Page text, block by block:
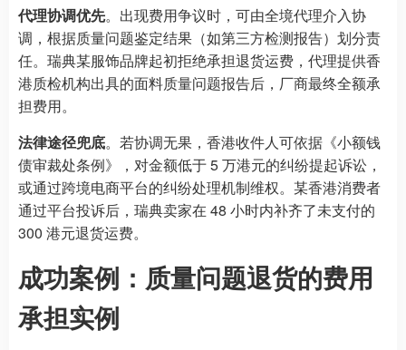
代理协调优先。出现费用争议时，可由全境代理介入协
调，根据质量问题鉴定结果（如第三方检测报告）划分责
任。瑞典某服饰品牌起初拒绝承担退货运费，代理提供香
港质检机构出具的面料质量问题报告后，厂商最终全额承
担费用。
法律途径兜底。若协调无果，香港收件人可依据《小额钱
债审裁处条例》，对金额低于 5 万港元的纠纷提起诉讼，
或通过跨境电商平台的纠纷处理机制维权。某香港消费者
通过平台投诉后，瑞典卖家在 48 小时内补齐了未支付的
300 港元退货运费。
成功案例：质量问题退货的费用
承担实例